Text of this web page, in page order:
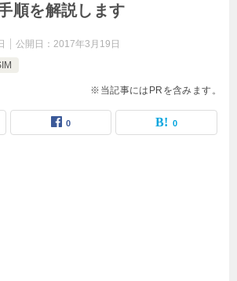
順を解説します
公開日： 2017年3月19日
※当記事にはPRを含みます。
0 0